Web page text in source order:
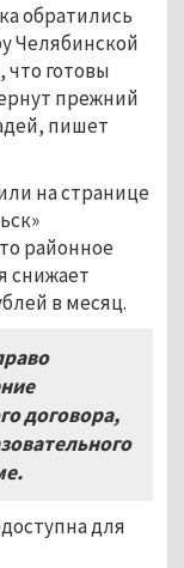
обратились
Челябинской
что готовы
прежний
пишет
на странице
районное
снижает
в месяц.
договора,
для